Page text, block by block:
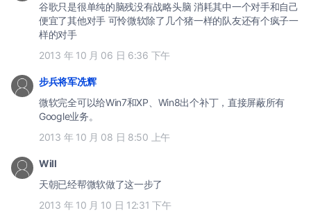
谷歌只是很单纯的脑残没有战略头脑 消耗其中一个对手和自己
便宜了其他对手 可怜微软除了几个猪一样的队友还有个疯子一
样的对手
2013 年 10 月 06 日 6:36 下午
步兵将军冼辉
微软完全可以给Win7和XP、Win8出个补丁，直接屏蔽所有
Google业务。
2013 年 10 月 08 日 8:50 上午
Will
天朝已经帮微软做了这一步了
2013 年 10 月 10 日 12:31 下午